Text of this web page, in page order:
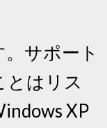
サポート
とはリス
XP